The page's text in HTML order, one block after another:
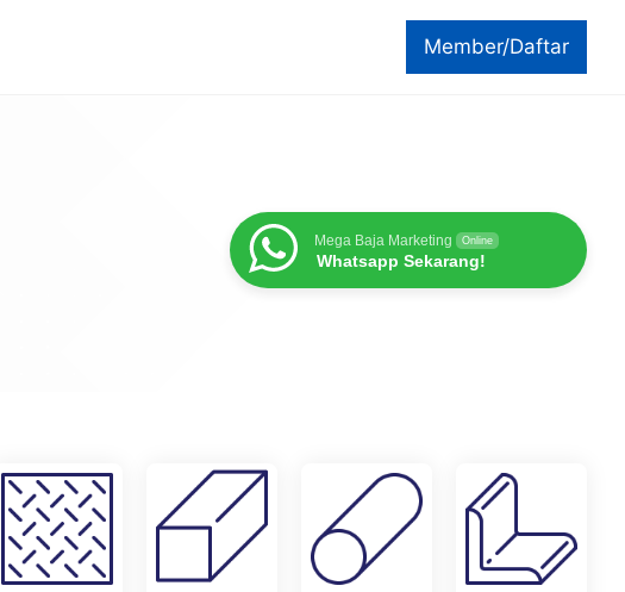
Member/Daftar
Mega Baja Marketing Online
Whatsapp Sekarang!